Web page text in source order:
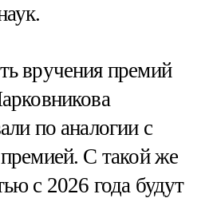
вручения премий
по аналогии с
С такой же
с 2026 года будут